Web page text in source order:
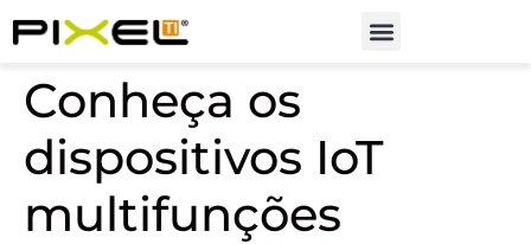
Conheça os
dispositivos IoT
multifunções